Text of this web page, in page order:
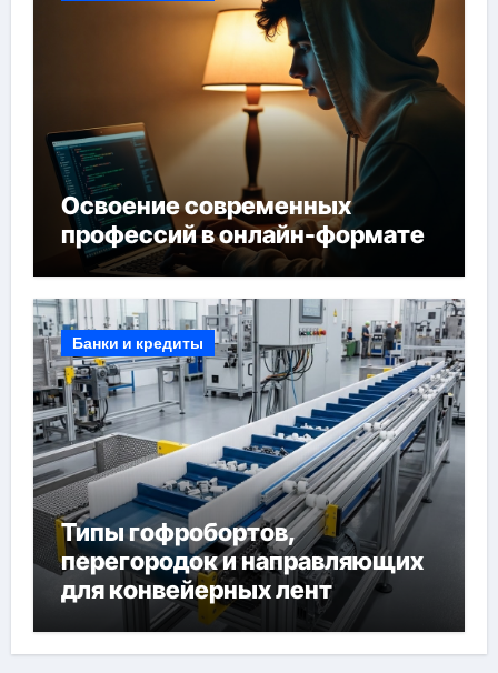
Освоение современных
профессий в онлайн-формате
Банки и кредиты
Типы гофробортов,
перегородок и направляющих
для конвейерных лент